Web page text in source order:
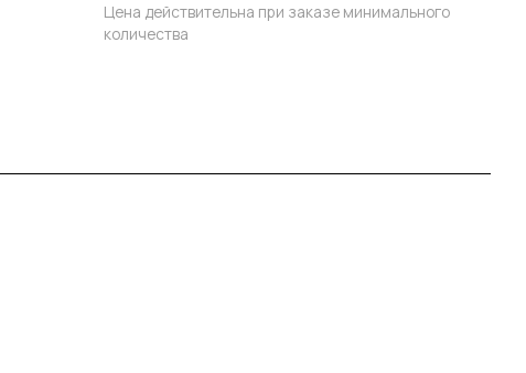
Цена действительна при заказе минимального
количества